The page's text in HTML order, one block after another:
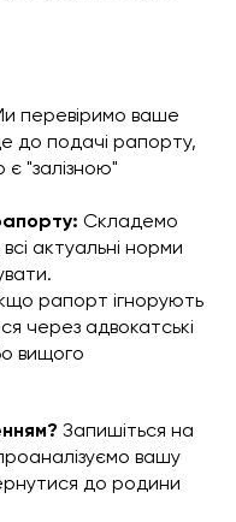
перевіримо ваше
до подачі рапорту,
"залізною"
Складемо
актуальні норми
рапорт ігнорують
через адвокатські
вищого
Запишіться на
вашу
до родини